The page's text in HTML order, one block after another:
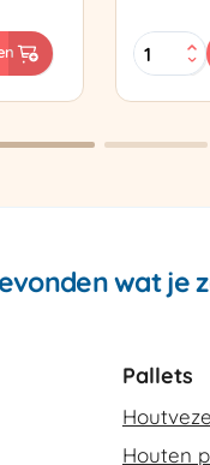
Super
wat je
Pallets
Houten